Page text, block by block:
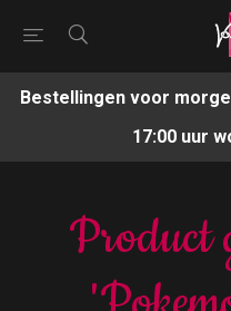
Bestellingen voor
17:00 uur
Product